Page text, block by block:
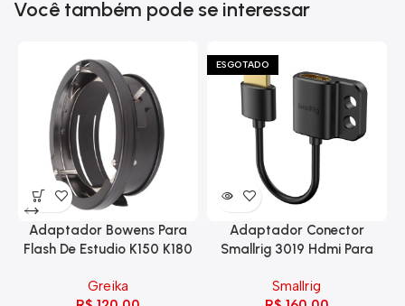
Você também pode se interessar
Adaptador Bowens Para
Flash De Estudio K150 K180
Greika
ESGOTADO
Adaptador Conector
Smallrig 3019 Hdmi Para
Smallrig